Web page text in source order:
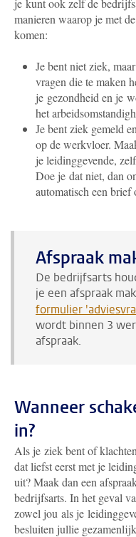
je kunt ook zelf de
manieren waarop je met
komen:
Je bent niet ziek,
vragen die te maken
je gezondheid en je
het
Je bent ziek gemeld
op de werkvloer.
je leidinggevende,
Doe je dat niet, dan
automatisch een brief
Afspraak
De bedrijfsarts
je een afspraak
formulier
wordt binnen 3
afspraak.
Wanneer
in?
Als je ziek bent of
dat liefst eerst met je
uit? Maak dan een
bedrijfsarts. In het geval
zowel jou als je
besluiten jullie